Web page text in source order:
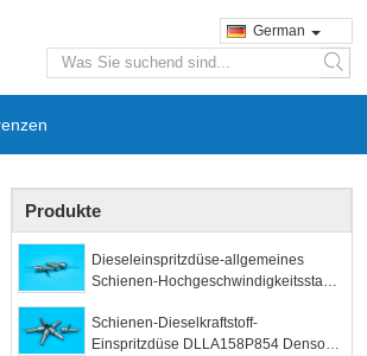
German
search
Produkte
Dieseleinspritzdüse-allgemeines
Schienen-Hochgeschwindigkeitsstahl-
Schienen-Dieselkraftstoff-
Einspritzdüse DLLA158P854 Denso